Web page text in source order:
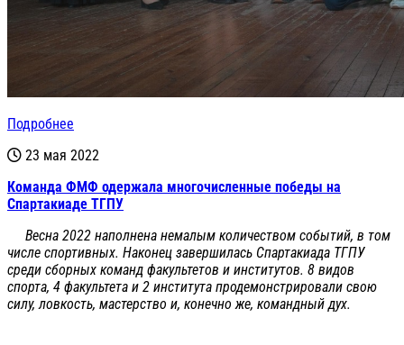
Подробнее
23 мая 2022
Команда ФМФ одержала многочисленные победы на
Спартакиаде ТГПУ
Весна 2022 наполнена немалым количеством событий, в том
числе спортивных. Наконец завершилась Спартакиада ТГПУ
среди сборных команд факультетов и институтов. 8 видов
спорта, 4 факультета и 2 института продемонстрировали свою
силу, ловкость, мастерство и, конечно же, командный дух.